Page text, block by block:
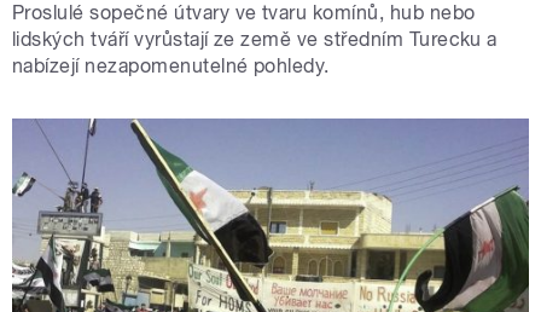
Proslulé sopečné útvary ve tvaru komínů, hub nebo
lidských tváří vyrůstají ze země ve středním Turecku a
nabízejí nezapomenutelné pohledy.